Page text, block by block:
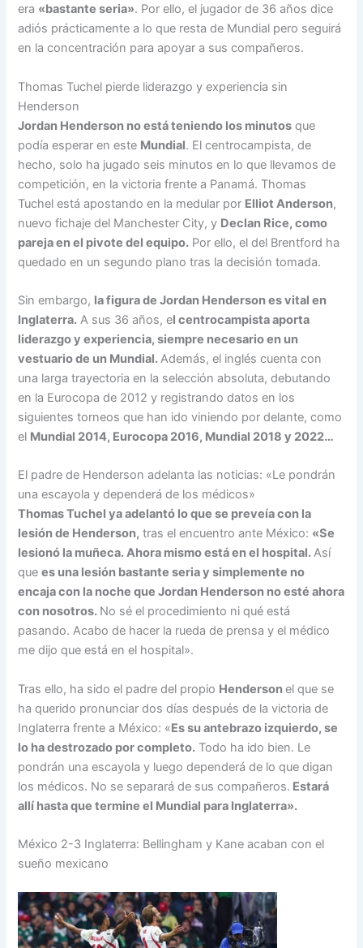
era «bastante seria». Por ello, el jugador de 36 años dice
adiós prácticamente a lo que resta de Mundial pero seguirá
en la concentración para apoyar a sus compañeros.
Thomas Tuchel pierde liderazgo y experiencia sin
Henderson
Jordan Henderson no está teniendo los minutos que
podía esperar en este Mundial. El centrocampista, de
hecho, solo ha jugado seis minutos en lo que llevamos de
competición, en la victoria frente a Panamá. Thomas
Tuchel está apostando en la medular por Elliot Anderson,
nuevo fichaje del Manchester City, y Declan Rice, como
pareja en el pivote del equipo. Por ello, el del Brentford ha
quedado en un segundo plano tras la decisión tomada.
Sin embargo, la figura de Jordan Henderson es vital en
Inglaterra. A sus 36 años, el centrocampista aporta
liderazgo y experiencia, siempre necesario en un
vestuario de un Mundial.Además, el inglés cuenta con
una larga trayectoria en la selección absoluta, debutando
en la Eurocopa de 2012 y registrando datos en los
siguientes torneos que han ido viniendo por delante, como
el Mundial 2014, Eurocopa 2016, Mundial 2018 y 2022…
El padre de Henderson adelanta las noticias: «Le pondrán
una escayola y dependerá de los médicos»
Thomas Tuchel ya adelantó lo que se preveía con la
lesión de Henderson, tras el encuentro ante México: «Se
lesionó la muñeca. Ahora mismo está en el hospital.Así
quees una lesión bastante seria y simplemente no
encaja con la noche que Jordan Henderson no esté ahora
con nosotros. No sé el procedimiento ni qué está
pasando. Acabo de hacer la rueda de prensa y el médico
me dijo que está en el hospital».
Tras ello, ha sido el padre del propio Hendersonel que se
ha querido pronunciar dos días después de la victoria de
Inglaterra frente a México: «Es su antebrazo izquierdo, se
lo ha destrozado por completo. Todo ha ido bien. Le
pondrán una escayola y luego dependerá de lo que digan
los médicos. No se separará de sus compañeros. Estará
allí hasta que termine el Mundial para Inglaterra».
México 2-3 Inglaterra: Bellingham y Kane acaban con el
sueño mexicano